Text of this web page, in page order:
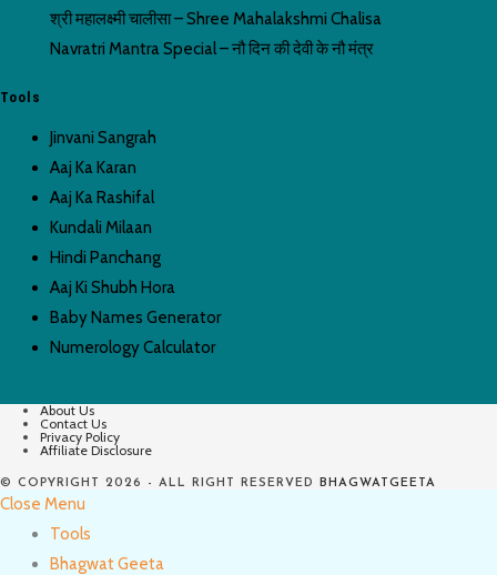
श्री महालक्ष्मी चालीसा – Shree Mahalakshmi Chalisa
Navratri Mantra Special – नौ दिन की देवी के नौ मंत्र
Tools
Jinvani Sangrah
Aaj Ka Karan
Aaj Ka Rashifal
Kundali Milaan
Hindi Panchang
Aaj Ki Shubh Hora
Baby Names Generator
Numerology Calculator
About Us
Contact Us
Privacy Policy
Affiliate Disclosure
© COPYRIGHT 2026 - ALL RIGHT RESERVED BHAGWATGEETA
Close Menu
Tools
Bhagwat Geeta